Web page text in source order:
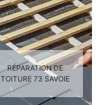
RÉPARATION DE
TOITURE 73 SAVOIE